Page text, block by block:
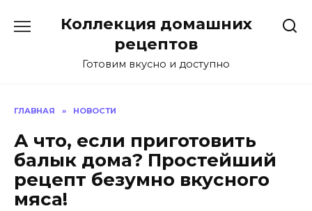
Коллекция домашних
рецептов
Готовим вкусно и доступно
ГЛАВНАЯ » НОВОСТИ
А что, если приготовить
балык дома? Простейший
рецепт безумно вкусного
мяса!